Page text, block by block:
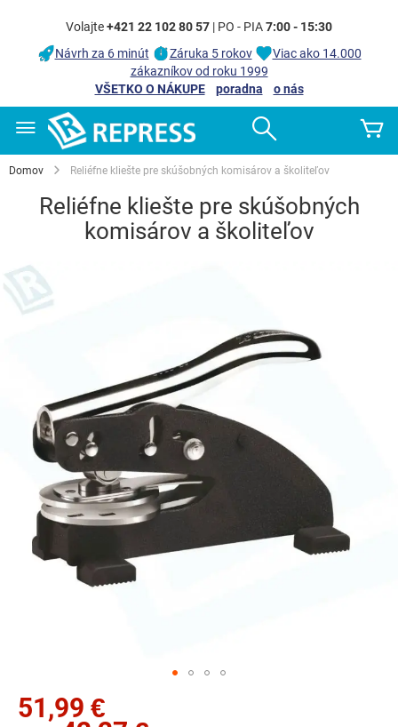
Volajte+421 22 102 80 57 | PO - PIA7:00 - 15:30
Návrh za 6 minút
Záruka 5 rokov
Viac ako 14.000
zákazníkov od roku 1999
VŠETKO O NÁKUPE
poradna
o nás
Domov Reliéfne kliešte pre skúšobných komisárov a školiteľov
Reliéfne kliešte pre skúšobných
komisárov a školiteľov
Preskočiť
koniec
51,99 €